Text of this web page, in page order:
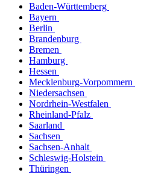
Baden-Württemberg
Bayern
Berlin
Brandenburg
Bremen
Hamburg
Hessen
Mecklenburg-Vorpommern
Niedersachsen
Nordrhein-Westfalen
Rheinland-Pfalz
Saarland
Sachsen
Sachsen-Anhalt
Schleswig-Holstein
Thüringen